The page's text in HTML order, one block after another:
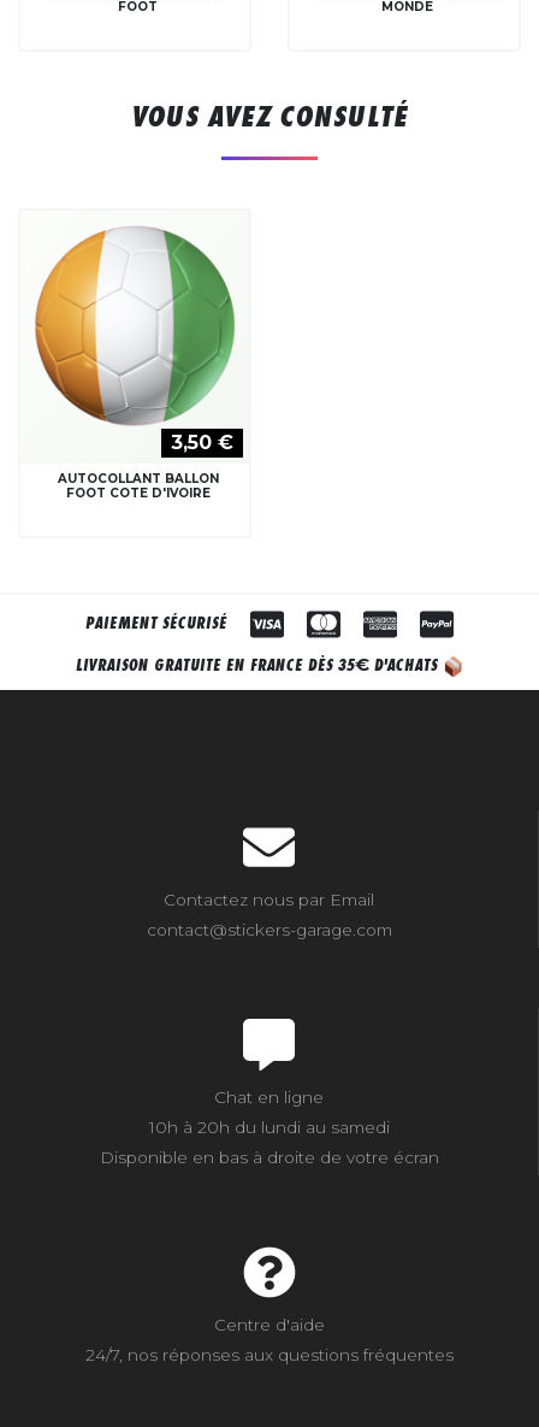
FOOT
MONDE
VOUS AVEZ CONSULTÉ
3,50 €
AUTOCOLLANT BALLON
FOOT COTE D'IVOIRE
PAIEMENT SÉCURISÉ
LIVRAISON GRATUITE EN FRANCE DÈS 35€ D'ACHATS
Contactez nous par Email
contact@stickers-garage.com
Chat en ligne
10h à 20h du lundi au samedi
Disponible en bas à droite de votre écran
Centre d'aide
24/7, nos réponses aux questions fréquentes